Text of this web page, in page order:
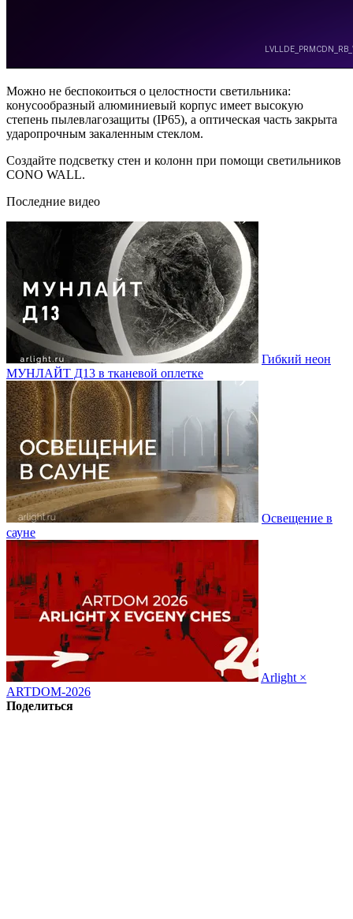
Можно не беспокоиться о целостности светильника:
конусообразный алюминиевый корпус имеет высокую
степень пылевлагозащиты (IP65), а оптическая часть закрыта
ударопрочным закаленным стеклом.
Создайте подсветку стен и колонн при помощи светильников
CONO WALL.
Последние видео
Гибкий неон
МУНЛАЙТ Д13 в тканевой оплетке
Освещение в
сауне
Arlight ×
ARTDOM-2026
Поделиться